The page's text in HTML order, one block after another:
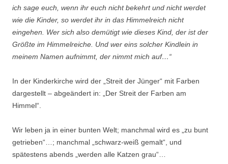
ich sage euch, wenn ihr euch nicht bekehrt und nicht werdet
wie die Kinder, so werdet ihr in das Himmelreich nicht
eingehen. Wer sich also demütigt wie dieses Kind, der ist der
Größte im Himmelreiche. Und wer eins solcher Kindlein in
meinem Namen aufnimmt, der nimmt mich auf…“
In der Kinderkirche wird der „Streit der Jünger“ mit Farben
dargestellt – abgeändert in: „Der Streit der Farben am
Himmel“.
Wir leben ja in einer bunten Welt; manchmal wird es „zu bunt
getrieben“…; manchmal „schwarz-weiß gemalt“, und
spätestens abends „werden alle Katzen grau“…